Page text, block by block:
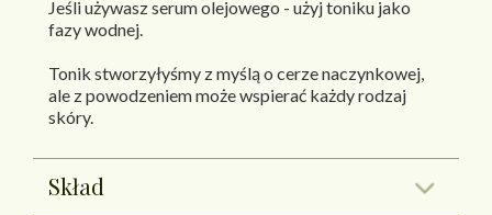
Jeśli używasz serum olejowego - użyj toniku jako
fazy wodnej.
Tonik stworzyłyśmy z myślą o cerze naczynkowej,
ale z powodzeniem może wspierać każdy rodzaj
skóry.
Skład